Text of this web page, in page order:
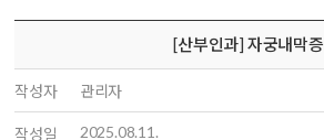
[산부인과] 자궁내막증
작성자 관리자
작성일 2025.08.11.